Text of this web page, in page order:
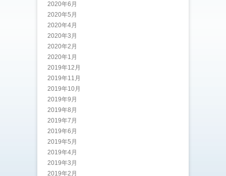
2020年6月
2020年5月
2020年4月
2020年3月
2020年2月
2020年1月
2019年12月
2019年11月
2019年10月
2019年9月
2019年8月
2019年7月
2019年6月
2019年5月
2019年4月
2019年3月
2019年2月